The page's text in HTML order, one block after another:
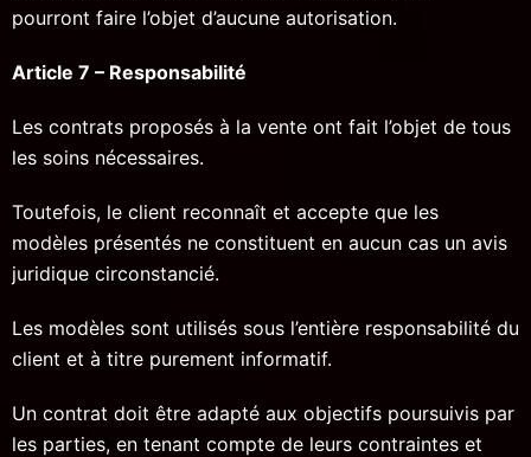
pourront faire l’objet d’aucune autorisation.
Article 7 – Responsabilité
Les contrats proposés à la vente ont fait l’objet de tous
les soins nécessaires.
Toutefois, le client reconnaît et accepte que les
modèles présentés ne constituent en aucun cas un avis
juridique circonstancié.
Les modèles sont utilisés sous l’entière responsabilité du
client et à titre purement informatif.
Un contrat doit être adapté aux objectifs poursuivis par
les parties, en tenant compte de leurs contraintes et